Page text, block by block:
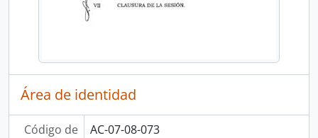
Área de identidad
Código de
AC-07-08-073